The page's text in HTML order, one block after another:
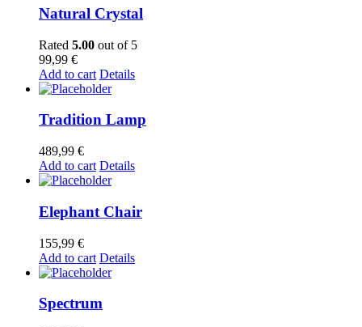
Natural Crystal
Rated 5.00 out of 5
99,99 €
Add to cart Details
Tradition Lamp
489,99 €
Add to cart Details
Elephant Chair
155,99 €
Add to cart Details
Spectrum